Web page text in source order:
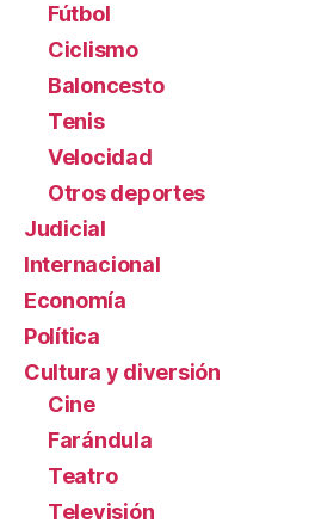
Fútbol
Ciclismo
Baloncesto
Tenis
Velocidad
Otros deportes
Judicial
Internacional
Economía
Política
Cultura y diversión
Cine
Farándula
Teatro
Televisión